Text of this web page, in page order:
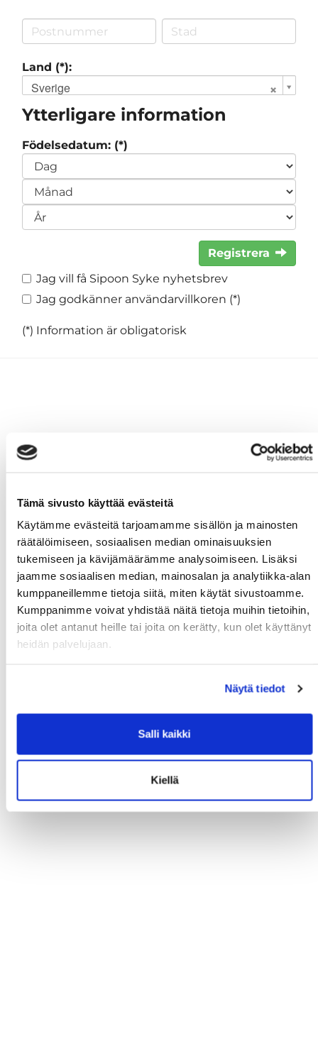
Tämä sivusto käyttää evästeitä
Käytämme evästeitä tarjoamamme sisällön ja mainosten
räätälöimiseen, sosiaalisen median ominaisuuksien
tukemiseen ja kävijämäärämme analysoimiseen. Lisäksi
jaamme sosiaalisen median, mainosalan ja analytiikka-alan
kumppaneillemme tietoja siitä, miten käytät sivustoamme.
Kumppanimme voivat yhdistää näitä tietoja muihin tietoihin,
joita olet antanut heille tai joita on kerätty, kun olet käyttänyt
heidän palvelujaan.
Näytä tiedot
Salli kaikki
Kiellä
Land (*):
Sverige
Ytterligare information
Födelsedatum: (*)
Registrera
Jag vill få Sipoon Syke nyhetsbrev
Jag godkänner användarvillkoren (*)
(*) Information är obligatorisk